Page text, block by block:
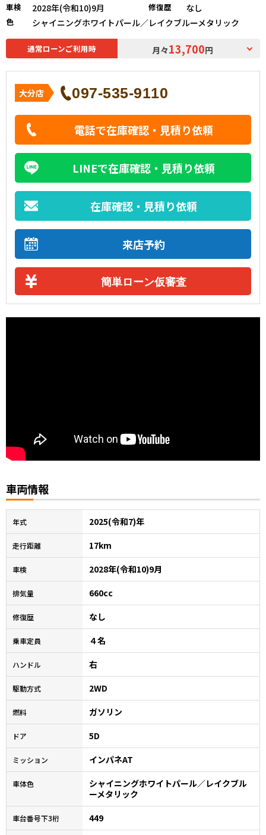
車検 2028年(令和10)9月 修復歴 なし
色 シャイニングホワイトパール／レイクブルーメタリック
通常ローンご利用時 月々13,700円
大分店 097-535-9110
電話で在庫確認・見積り依頼
LINEで在庫確認・見積り依頼
在庫確認・見積り依頼
来店予約
簡単ローン仮審査
車両情報
年式 2025(令和7)年
走行距離 17km
車検 2028年(令和10)9月
排気量 660cc
修復歴 なし
乗車定員 ４名
ハンドル 右
駆動方式 2WD
燃料 ガソリン
ドア 5D
ミッション インパネAT
車体色
シャイニングホワイトパール／レイクブル
ーメタリック
車台番号下3桁 449